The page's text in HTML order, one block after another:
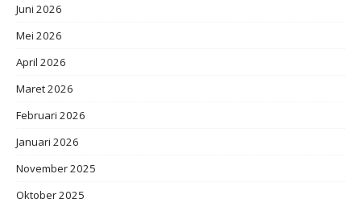
Juni 2026
Mei 2026
April 2026
Maret 2026
Februari 2026
Januari 2026
November 2025
Oktober 2025